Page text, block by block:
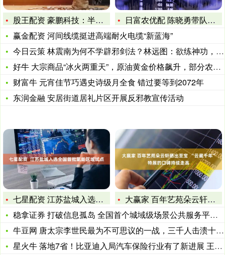
股王配资 豪鹏科技：半固态电池已向多家国际头部穿戴客户送样评
日富农优配 陈晓勇带队集中调研、牵头谋划出台金融支持广东低空
赢金配资 河间线缆挺进高端耐火电缆“新蓝海”
今日云策 林震南为何不学辟邪剑法？林远图：欲练神功，必先自宫
好牛 大宗商品“冰火两重天”，原油黄金价格飙升，部分农产品持
财富牛 元宵佳节巧遇史诗级月全食 错过要等到2072年
东润金融 安居街道居礼片区开展反邪教宣传活动
七星配资 江苏盐城入选全国首批氢能区域试点
大赢家 百年艺苑朵云轩晒出至宝 “云藏千年”特展的口碑持续
稳拿证券 打破信息孤岛 全国首个城域级场景公共服务平台正式运
牛豆网 唐太宗李世民最为不可思议的一战，三千人击溃十余万敌军
星火牛 落地7省！比亚迪入局汽车保险行业有了新进展 王传福：